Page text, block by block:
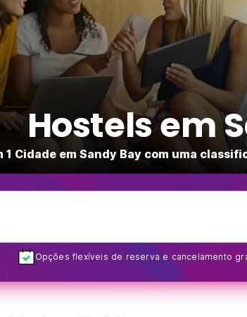
Hostels em
1 Cidade em Sandy Bay com uma
Opções flexíveis de reserva e cancelamento